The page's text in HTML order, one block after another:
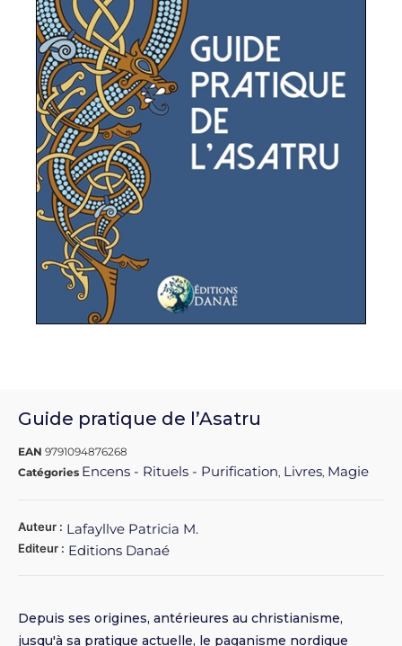
Guide pratique de l’Asatru
EAN 9791094876268
Catégories Encens - Rituels - Purification, Livres, Magie
Auteur : Lafayllve Patricia M.
Editeur : Editions Danaé
Depuis ses origines, antérieures au christianisme,
jusqu'à sa pratique actuelle, le paganisme nordique